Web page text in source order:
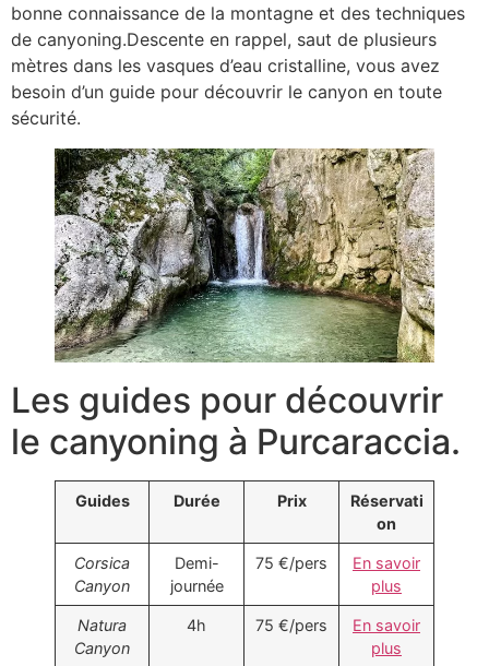
bonne connaissance de la montagne et des techniques
de canyoning.Descente en rappel, saut de plusieurs
mètres dans les vasques d’eau cristalline, vous avez
besoin d’un guide pour découvrir le canyon en toute
sécurité.
Les guides pour découvrir
le canyoning à Purcaraccia.
Guides Durée Prix
Réservati
on
Corsica
Canyon
Demi-
journée
75 €/pers
En savoir
plus
Natura
Canyon
4h 75 €/pers
En savoir
plus